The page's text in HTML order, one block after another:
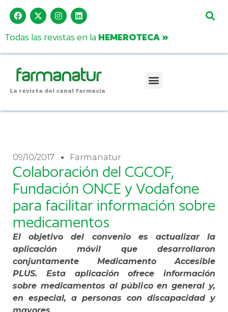
Todas las revistas en la HEMEROTECA »
La revista del canal farmacia
09/10/2017 Farmanatur
Colaboración del CGCOF,
Fundación ONCE y Vodafone
para facilitar información sobre
medicamentos
El objetivo del convenio es actualizar la
aplicación móvil que desarrollaron
conjuntamente Medicamento Accesible
PLUS. Esta aplicación ofrece información
sobre medicamentos al público en general y,
en especial, a personas con discapacidad y